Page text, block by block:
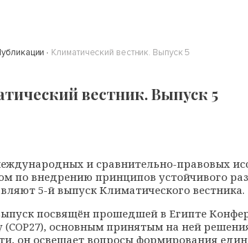
Климатический вестник. Выпуск 5
вестник. Выпуск 5
и сравнительно-правовых
по внедрению принципов устойчивого
5-й выпуск Климатического вестника.
посвящён прошедшей в Египте
(COP27), основным принятым на ней
он освещает вопросы формирования